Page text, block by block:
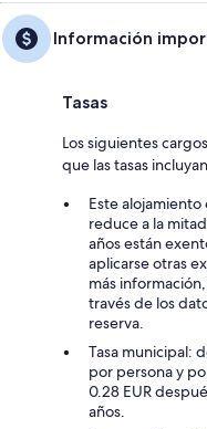
Información
Tasas
Los siguientes
que las tasas
Este
reduce a la
años están
aplicarse otras
más
través de los
reserva.
Tasa municipal:
por persona y
0.28 EUR
años.